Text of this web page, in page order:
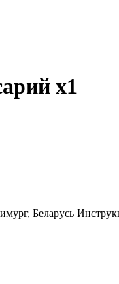
x1
Беларусь